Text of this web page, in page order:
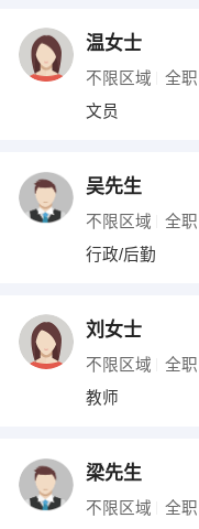
编辑
其他职位
温女士
不限区域 全职
文员
吴先生
不限区域 全职
行政/后勤
刘女士
不限区域 全职
教师
梁先生
不限区域 全职